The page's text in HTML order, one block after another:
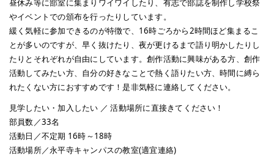
昼休み等に部室に集まりワイワイしたり、有志で部誌を制作し学校祭
やイベントでの頒布を行ったりしています。
緩く気軽に参加できるのが特徴で、16時ごろから2時間ほど集まるこ
とが多いのですが、早く抜けたり、夜が更けるまで語り明かしたりし
たりとそれぞれが自由にしています。創作活動に興味がある方、創作
活動してみたい方、自分の好きなことで熱く語りたい方、時間に縛ら
れたくない方におすすめです！是非気軽に連絡してください。
見学したい・加入したい ／ 活動場所に直接きてください！
部員数／33名
活動日／不定期 16時～18時
活動場所／永平寺キャンパスの教室(適宜連絡)